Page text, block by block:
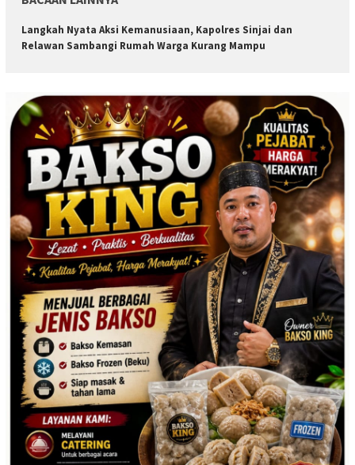
Langkah Nyata Aksi Kemanusiaan, Kapolres Sinjai dan
Relawan Sambangi Rumah Warga Kurang Mampu